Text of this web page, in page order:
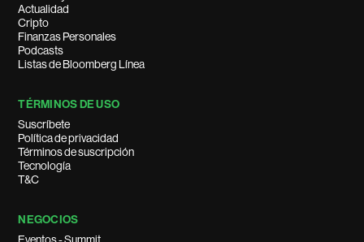
Actualidad
Cripto
Finanzas Personales
Podcasts
Listas de Bloomberg Línea
TÉRMINOS DE USO
Suscríbete
Política de privacidad
Términos de suscripción
Tecnología
T&C
NEGOCIOS